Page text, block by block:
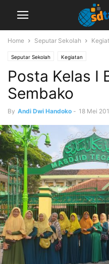
Home Seputar Sekolah
Seputar Sekolah Kegiatan
Posta Kelas I
Sembako
By Andi Dwi Handoko - 18 Mei